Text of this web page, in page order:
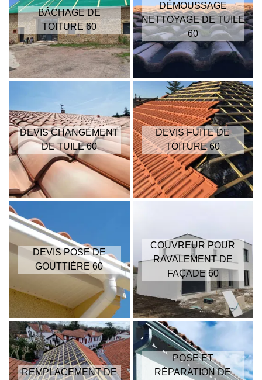
BÂCHAGE DE
TOITURE 60
DÉMOUSSAGE
NETTOYAGE DE TUILE
60
DEVIS CHANGEMENT
DE TUILE 60
DEVIS FUITE DE
TOITURE 60
DEVIS POSE DE
GOUTTIÈRE 60
COUVREUR POUR
RAVALEMENT DE
FAÇADE 60
REMPLACEMENT DE
POSE ET
RÉPARATION DE